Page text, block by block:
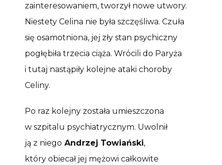
zainteresowaniem, tworzył nowe utwory.
Niestety Celina nie była szczęśliwa. Czuła
się osamotniona, jej zły stan psychiczny
pogłębiła trzecia ciąża. Wrócili do Paryża
i tutaj nastąpiły kolejne ataki choroby
Celiny.
Po raz kolejny została umieszczona
w szpitalu psychiatrycznym. Uwolnił
ją z niego Andrzej Towiański,
który obiecał jej mężowi całkowite